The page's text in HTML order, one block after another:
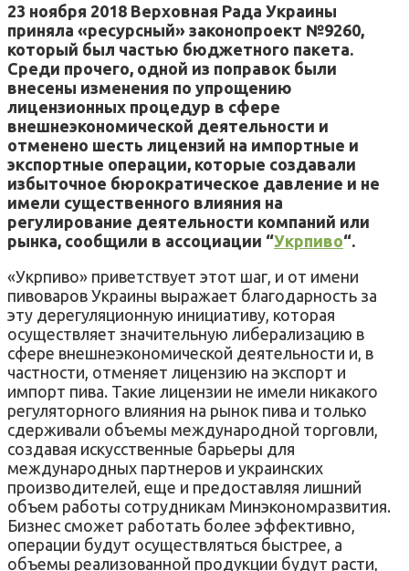
23 ноября 2018 Верховная Рада Украины
приняла «ресурсный» законопроект №9260,
который был частью бюджетного пакета.
Среди прочего, одной из поправок были
внесены изменения по упрощению
лицензионных процедур в сфере
внешнеэкономической деятельности и
отменено шесть лицензий на импортные и
экспортные операции, которые создавали
избыточное бюрократическое давление и не
имели существенного влияния на
регулирование деятельности компаний или
рынка, сообщили в ассоциации “Укрпиво“.
«Укрпиво» ​​приветствует этот шаг, и от имени
пивоваров Украины выражает благодарность за
эту дерегуляционную инициативу, которая
осуществляет значительную либерализацию в
сфере внешнеэкономической деятельности и, в
частности, отменяет лицензию на экспорт и
импорт пива. Такие лицензии не имели никакого
регуляторного влияния на рынок пива и только
сдерживали объемы международной торговли,
создавая искусственные барьеры для
международных партнеров и украинских
производителей, еще и предоставляя лишний
объем работы сотрудникам Минэкономразвития.
Бизнес сможет работать более эффективно,
операции будут осуществляться быстрее, а
объемы реализованной продукции будут расти,